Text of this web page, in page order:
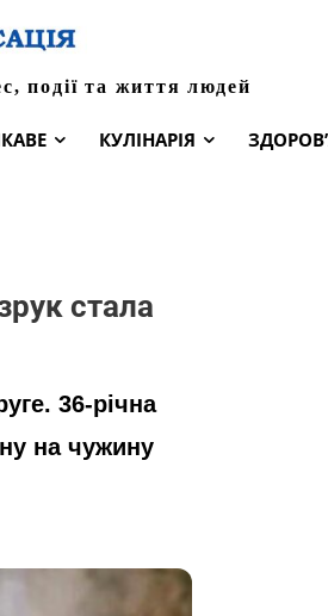
події та життя людей
КУЛІНАРІЯ
стала
36-річна
на чужину